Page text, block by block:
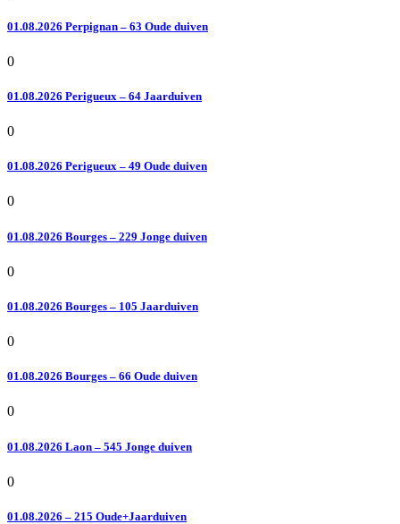
01.08.2026 Perpignan – 63 Oude duiven
0
01.08.2026 Perigueux – 64 Jaarduiven
0
01.08.2026 Perigueux – 49 Oude duiven
0
01.08.2026 Bourges – 229 Jonge duiven
0
01.08.2026 Bourges – 105 Jaarduiven
0
01.08.2026 Bourges – 66 Oude duiven
0
01.08.2026 Laon – 545 Jonge duiven
0
01.08.2026 – 215 Oude+Jaarduiven